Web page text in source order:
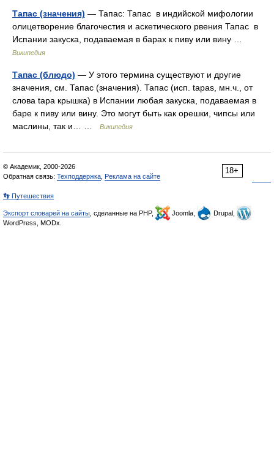
Тапас (значения) — Тапас: Тапас в индийской мифологии
олицетворение благочестия и аскетического рвения Тапас в
Испании закуска, подаваемая в барах к пиву или вину …
Википедия
Тапас (блюдо) — У этого термина существуют и другие
значения, см. Тапас (значения). Тапас (исп. tapas, мн.ч., от
слова tapa крышка) в Испании любая закуска, подаваемая в
баре к пиву или вину. Это могут быть как орешки, чипсы или
маслины, так и… …
Википедия
18+
© Академик, 2000-2026
Обратная связь: Техподдержка Реклама на сайте
👣 Путешествия
Экспорт словарей на сайты , сделанные на PHP, Joomla,
Drupal,
WordPress, MODx.